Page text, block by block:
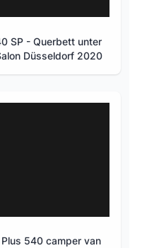
SP - Querbett unter
Düsseldorf 2020
540 camper van